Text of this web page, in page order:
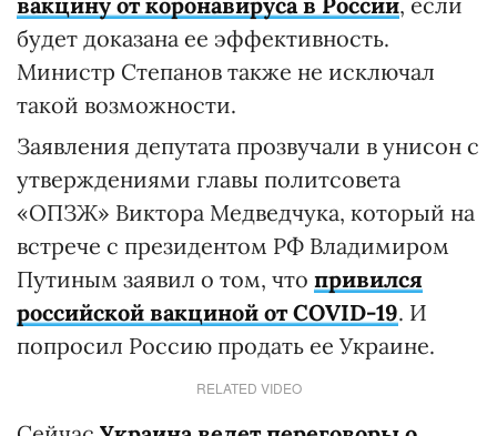
будет доказана ее эффективность.
Министр Степанов также не исключал
такой возможности.
Заявления депутата прозвучали в унисон с
утверждениями главы политсовета
«ОПЗЖ» Виктора Медведчука, который на
встрече с президентом РФ Владимиром
Путиным заявил о том, что привился
российской вакциной от COVID-19. И
попросил Россию продать ее Украине.
RELATED VIDEO